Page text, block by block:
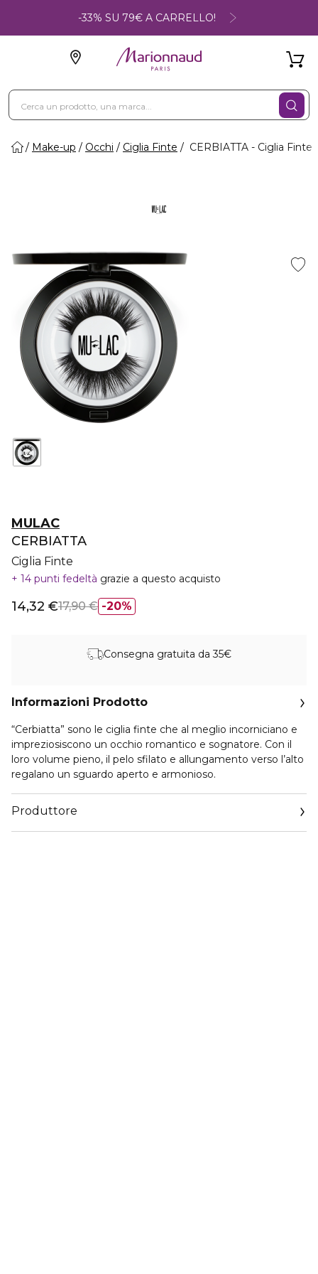
-33% SU 79€ A CARRELLO!
Make-up Occhi Ciglia Finte CERBIATTA - Ciglia Finte
MULAC
CERBIATTA
Ciglia Finte
14 punti fedeltà grazie a questo acquisto
20%
14,32 €17,90 €
Consegna gratuita da 35€
Informazioni Prodotto
“Cerbiatta” sono le ciglia finte che al meglio incorniciano e
impreziosiscono un occhio romantico e sognatore. Con il
loro volume pieno, il pelo sfilato e allungamento verso l’alto
regalano un sguardo aperto e armonioso.
Produttore